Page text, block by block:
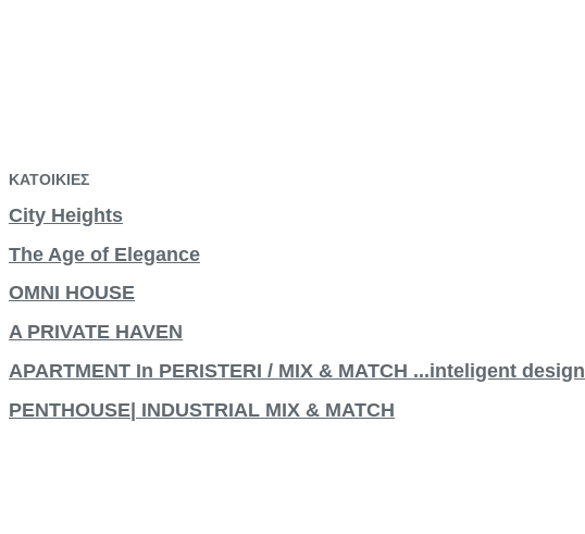
ΚΑΤΟΙΚΙΕΣ
City Heights
The Age of Elegance
OMNI HOUSE
A PRIVATE HAVEN
APARTMENT In PERISTERI / MIX & MATCH ...inteligent design
PENTHOUSE| INDUSTRIAL MIX & MATCH